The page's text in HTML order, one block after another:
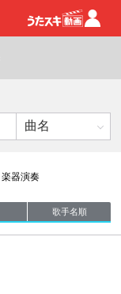
楽器演奏
歌手名順